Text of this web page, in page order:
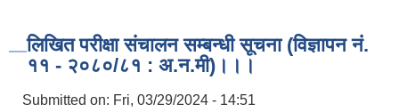
लिखित परीक्षा संचालन सम्बन्धी सूचना (विज्ञापन नं.
११ - २०८०/८१ : अ.न.मी)।।।
Submitted on: Fri, 03/29/2024 - 14:51